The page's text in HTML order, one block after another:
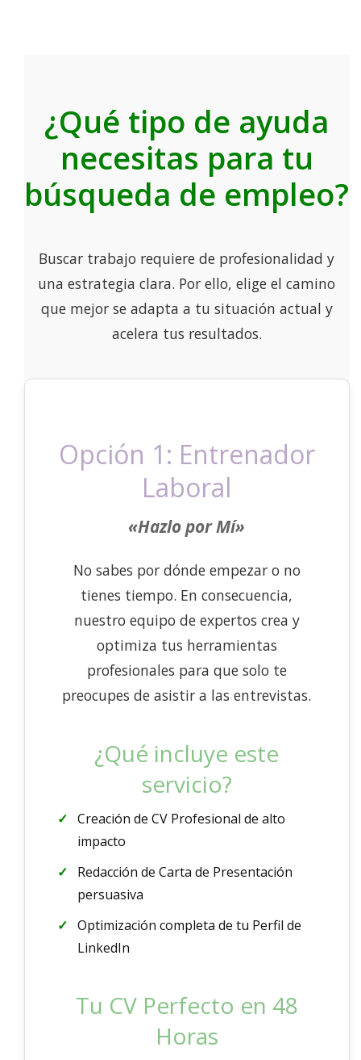
¿Qué tipo de ayuda
necesitas para tu
búsqueda de empleo?
Buscar trabajo requiere de profesionalidad y
una estrategia clara. Por ello, elige el camino
que mejor se adapta a tu situación actual y
acelera tus resultados.
Opción 1: Entrenador
Laboral
«Hazlo por Mí»
No sabes por dónde empezar o no
tienes tiempo. En consecuencia,
nuestro equipo de expertos crea y
optimiza tus herramientas
profesionales para que solo te
preocupes de asistir a las entrevistas.
¿Qué incluye este
servicio?
Creación de CV Profesional de alto
impacto
Redacción de Carta de Presentación
persuasiva
Optimización completa de tu Perfil de
LinkedIn
Tu CV Perfecto en 48
Horas